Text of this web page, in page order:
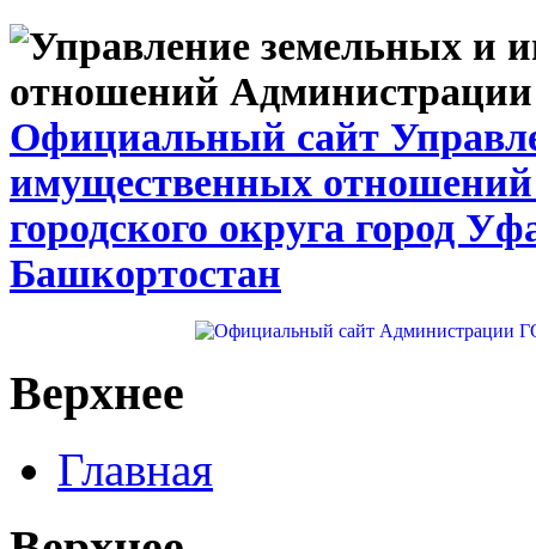
Официальный сайт
имущественных
городского округа город
Башкортостан
Верхнее
Главная